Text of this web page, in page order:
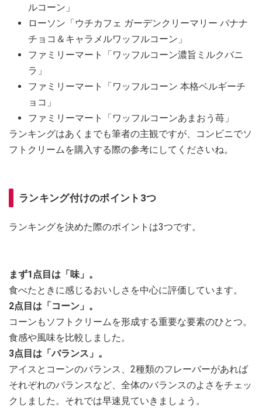
ルコーン」
ローソン「ウチカフェ ガーデンクリーマリー バナナ
チョコ＆キャラメルワッフルコーン」
ファミリーマート「ワッフルコーン濃旨ミルクバニ
ラ」
ファミリーマート「ワッフルコーン 本格ベルギーチ
ョコ」
ファミリーマート「ワッフルコーンあまおう苺」
ランキングはあくまでも筆者の主観ですが、コンビニでソ
フトクリームを購入する際の参考にしてくださいね。
ランキング付けのポイント3つ
ランキングを決めた際のポイントは3つです。
まず1点目は「味」。
食べたときに感じるおいしさを中心に評価しています。
2点目は「コーン」。
コーンもソフトクリームを形成する重要な要素のひとつ。
食感や風味を比較しました。
3点目は「バランス」。
アイスとコーンのバランス、2種類のフレーバーがあれば
それぞれのバランスなど、全体のバランスのよさをチェッ
クしました。それでは早速見ていきましょう。